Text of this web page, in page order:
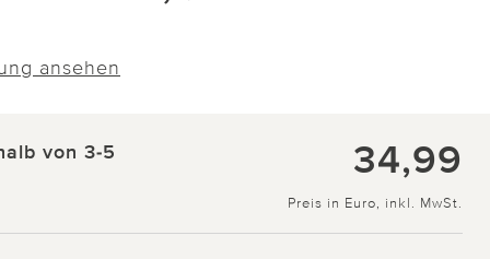
ansehen
von 3-5 34,99
Preis in Euro, inkl. MwSt.